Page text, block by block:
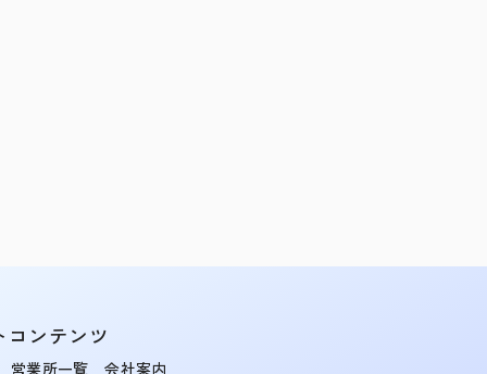
コンテンツ
営業所一覧
会社案内